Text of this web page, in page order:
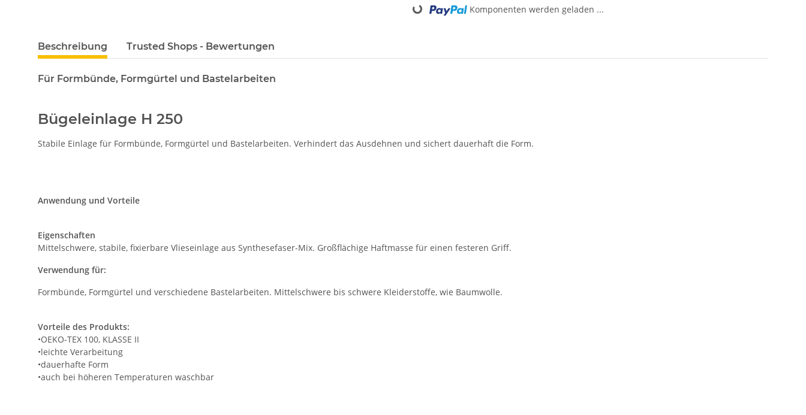
Komponenten werden geladen ...
Beschreibung Trusted Shops - Bewertungen
Für Formbünde, Formgürtel und Bastelarbeiten
Bügeleinlage H 250
Stabile Einlage für Formbünde, Formgürtel und Bastelarbeiten. Verhindert das Ausdehnen und sichert dauerhaft die Form.
Anwendung und Vorteile
Eigenschaften
Mittelschwere, stabile, fixierbare Vlieseinlage aus Synthesefaser-Mix. Großflächige Haftmasse für einen festeren Griff.
Verwendung für:
Formbünde, Formgürtel und verschiedene Bastelarbeiten. Mittelschwere bis schwere Kleiderstoffe, wie Baumwolle.
Vorteile des Produkts:
•OEKO-TEX 100, KLASSE II
•leichte Verarbeitung
•dauerhafte Form
•auch bei höheren Temperaturen waschbar